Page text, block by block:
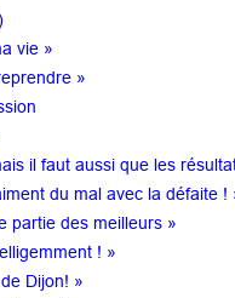
vie »
»
il faut aussi que les
du mal avec la défaite !
partie des meilleurs »
! »
Dijon! »